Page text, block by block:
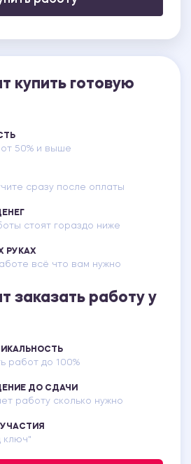
купить готовую
50% и выше
сразу после оплаты
стоят гораздо ниже
РУКАХ
всё что вам нужно
заказать работу у
работ до 100%
ДО СДАЧИ
работу сколько нужно
ключ"